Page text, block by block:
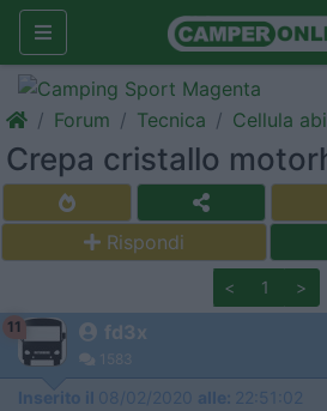
Forum Tecnica Cellula
Crepa cristallo
Rispondi
< 1 >
11 fd3x
1583
Inserito il 08/02/2020 alle: 22:51:02